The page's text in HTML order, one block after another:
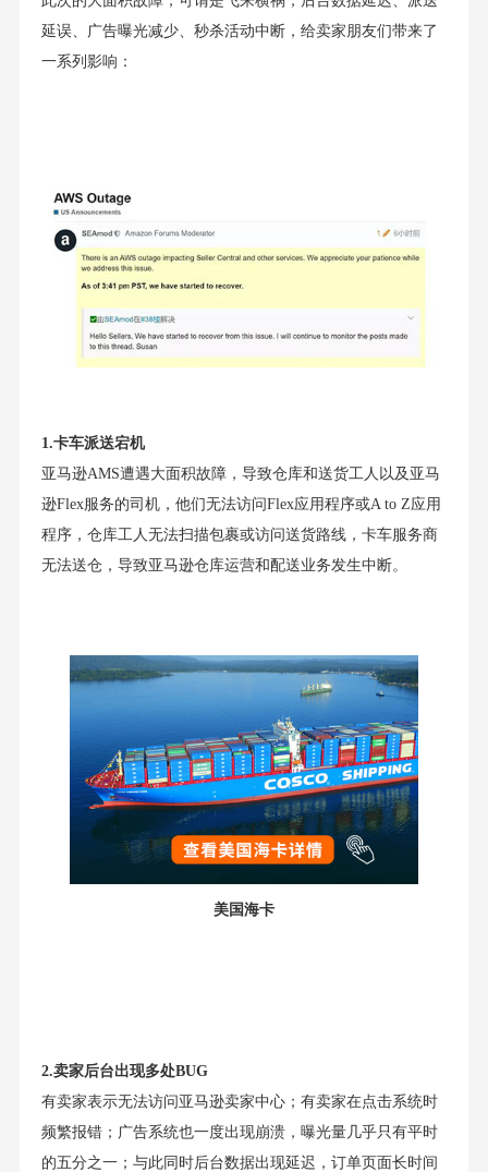
延误、广告曝光减少、秒杀活动中断，给卖家朋友们带来了
一系列影响：
1.卡车派送宕机
亚马逊AMS遭遇大面积故障，导致仓库和送货工人以及亚马
逊Flex服务的司机，他们无法访问Flex应用程序或A to Z应用
程序，仓库工人无法扫描包裹或访问送货路线，卡车服务商
无法送仓，导致亚马逊仓库运营和配送业务发生中断。
美国海卡
2.卖家后台出现多处BUG
有卖家表示无法访问亚马逊卖家中心；有卖家在点击系统时
频繁报错；广告系统也一度出现崩溃，曝光量几乎只有平时
的五分之一；与此同时后台数据出现延迟，订单页面长时间